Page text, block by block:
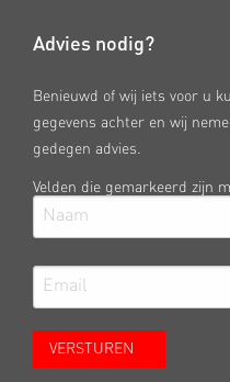
Advies nodig?
Benieuwd of wij iets voor u
gegevens achter en wij
gedegen advies.
Velden die gemarkeerd zijn